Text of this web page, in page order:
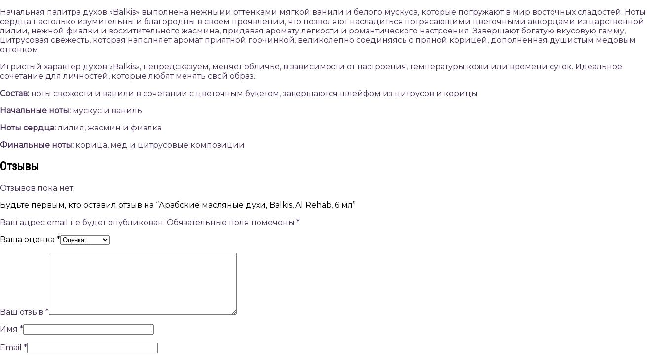
Начальная палитра духов «Balkis» выполнена нежными оттенками мягкой ванили и белого мускуса, которые погружают в мир восточных сладостей. Ноты
сердца настолько изумительны и благородны в своем проявлении, что позволяют насладиться потрясающими цветочными аккордами из царственной
лилии, нежной фиалки и восхитительного жасмина, придавая аромату легкости и романтического настроения. Завершают богатую вкусовую гамму,
цитрусовая свежесть, которая наполняет аромат приятной горчинкой, великолепно соединяясь с пряной корицей, дополненная душистым медовым
оттенком.
Игристый характер духов «Balkis», непредсказуем, меняет обличье, в зависимости от настроения, температуры кожи или времени суток. Идеальное
сочетание для личностей, которые любят менять свой образ.
Состав: ноты свежести и ванили в сочетании с цветочным букетом, завершаются шлейфом из цитрусов и корицы
Начальные ноты: мускус и ваниль
Ноты сердца:лилия, жасмин и фиалка
Финальные ноты: корица, мед и цитрусовые композиции
Отзывы
Отзывов пока нет.
Будьте первым, кто оставил отзыв на “Арабские масляные духи, Balkis, Al Rehab, 6 мл”
Ваш адрес email не будет опубликован. Обязательные поля помечены *
Ваша оценка *
Ваш отзыв *
Имя *
Email *